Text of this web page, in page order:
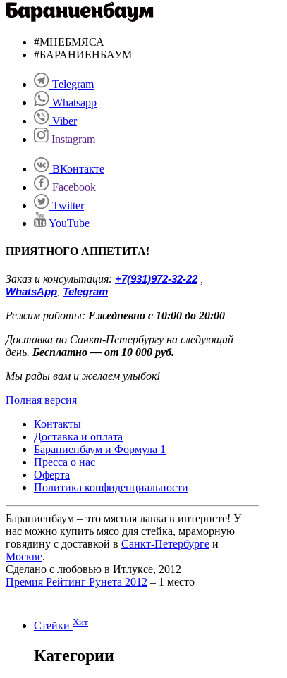
#МНЕБМЯСА
#БАРАНИЕНБАУМ
Telegram
Whatsapp
Viber
Instagram
ВКонтакте
Facebook
Twitter
YouTube
ПРИЯТНОГО АППЕТИТА!
Заказ и консультация: +7(931)972-32-22,
WhatsApp Telegram
Режим работы: Ежедневно с 10:00 до 20:00
Доставка по Санкт-Петербургу на следующий
день. Бесплатно — от 10 000 руб.
Мы рады вам и желаем улыбок!
Полная версия
Контакты
Доставка и оплата
Бараниенбаум и Формула 1
Пресса о нас
Оферта
Политика конфиденциальности
Бараниенбаум – это мясная лавка в интернете! У
нас можно купить мясо для стейка, мраморную
говядину с доставкой в Санкт-Петербурге и
Москве.
Сделано с любовью в Итлуксе, 2012
Премия Рейтинг Рунета 2012 – 1 место
Стейки Хит
Категории